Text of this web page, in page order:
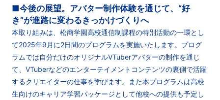
■今後の展望。アバター制作体験を通じて、“好
き”が進路に変わるきっかけづくりへ
本取り組みは、松商学園高校通信制課程の特別活動の一環とし
て2025年9月に2日間のプログラムを実施いたします。プログ
ラムでは自分だけのオリジナルVTuberアバターの制作を通じ
て、VTuberなどのエンターテイメントコンテンツの裏側で活躍
するクリエイターの仕事を学びます。また本プログラムは高校
生向けのキャリア学習パッケージとして他校への提供も予定し